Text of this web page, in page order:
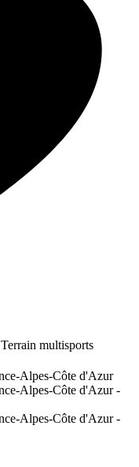
Terrain multisports